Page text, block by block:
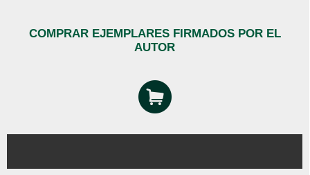
COMPRAR EJEMPLARES FIRMADOS POR EL
AUTOR